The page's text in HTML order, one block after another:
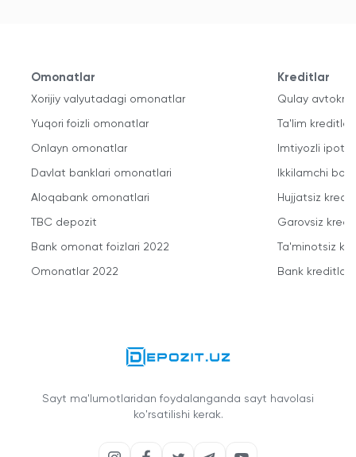
Omonatlar
Xorijiy valyutadagi omonatlar
Yuqori foizli omonatlar
Onlayn omonatlar
Davlat banklari omonatlari
Aloqabank omonatlari
TBC depozit
Bank omonat foizlari 2022
Omonatlar 2022
Kreditlar
Qulay
Ta'lim kreditlari
Imtiyozli
Ikkilamchi
Hujjatsiz
Garovsiz
Ta'minotsiz
Bank kreditlari
Sayt ma'lumotlaridan foydalanganda sayt havolasi
ko'rsatilishi kerak.